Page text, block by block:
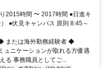
2015時間 〜 2017時間 ●日進キ
●伏見キャンパス 原則 8:45～
または海外勤務経験者 ◆
ュニケーションが取れる方優遇
事務職員としてご...